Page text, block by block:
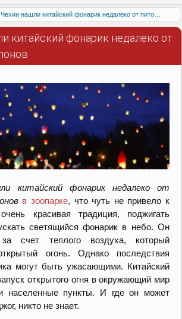
китайский фонарик недалеко от
китайский фонарик недалеко от
в зоопарке, что чуть не привело к
красивая традиция, поджигать
светящийся фонарик в небо. Он
за счет теплого воздуха, который
огонь. Однако последствия
могут быть ужасающими. Китайский
открытого огня в окружающий мир
населенные пункты. И где он может
никто не знает.